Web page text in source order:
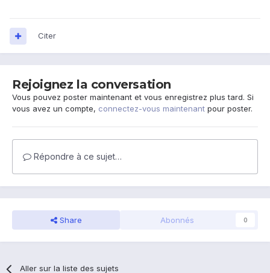
Citer
Rejoignez la conversation
Vous pouvez poster maintenant et vous enregistrez plus tard. Si
vous avez un compte, connectez-vous maintenant pour poster.
Répondre à ce sujet…
Share Abonnés 0
Aller sur la liste des sujets